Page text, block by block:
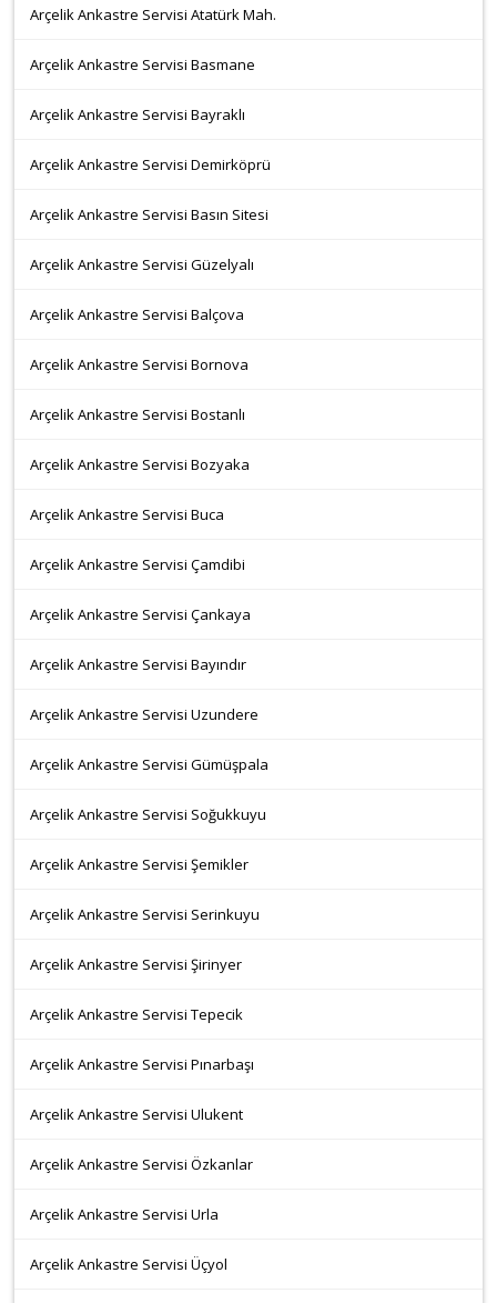
Arçelik Ankastre Servisi Atatürk Mah.
Arçelik Ankastre Servisi Basmane
Arçelik Ankastre Servisi Bayraklı
Arçelik Ankastre Servisi Demirköprü
Arçelik Ankastre Servisi Basın Sitesi
Arçelik Ankastre Servisi Güzelyalı
Arçelik Ankastre Servisi Balçova
Arçelik Ankastre Servisi Bornova
Arçelik Ankastre Servisi Bostanlı
Arçelik Ankastre Servisi Bozyaka
Arçelik Ankastre Servisi Buca
Arçelik Ankastre Servisi Çamdibi
Arçelik Ankastre Servisi Çankaya
Arçelik Ankastre Servisi Bayındır
Arçelik Ankastre Servisi Uzundere
Arçelik Ankastre Servisi Gümüşpala
Arçelik Ankastre Servisi Soğukkuyu
Arçelik Ankastre Servisi Şemikler
Arçelik Ankastre Servisi Serinkuyu
Arçelik Ankastre Servisi Şirinyer
Arçelik Ankastre Servisi Tepecik
Arçelik Ankastre Servisi Pınarbaşı
Arçelik Ankastre Servisi Ulukent
Arçelik Ankastre Servisi Özkanlar
Arçelik Ankastre Servisi Urla
Arçelik Ankastre Servisi Üçyol